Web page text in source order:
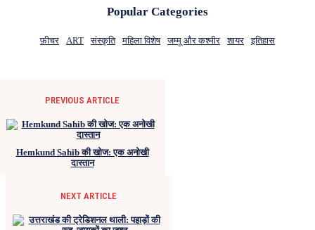
Popular Categories
फ़ीचर ART संस्कृति महिला विशेष जम्मू और कश्मीर शायर इतिहास
PREVIOUS ARTICLE
Hemkund Sahib की खोज: एक अनोखी
दास्तान
NEXT ARTICLE